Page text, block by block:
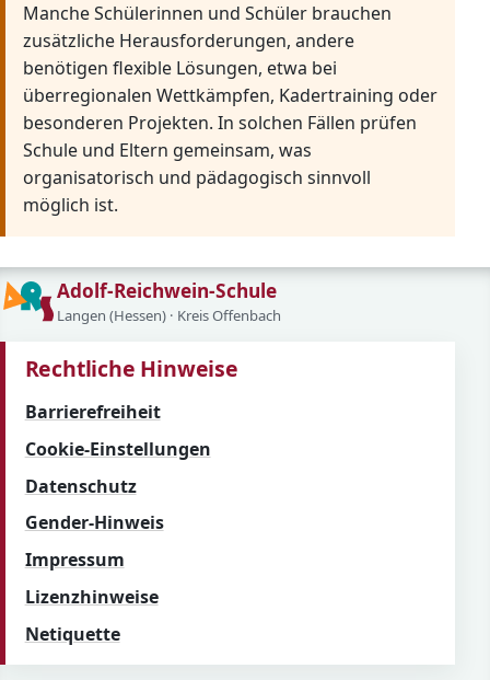
Manche Schülerinnen und Schüler brauchen
zusätzliche Herausforderungen, andere
benötigen flexible Lösungen, etwa bei
überregionalen Wettkämpfen, Kadertraining oder
besonderen Projekten. In solchen Fällen prüfen
Schule und Eltern gemeinsam, was
organisatorisch und pädagogisch sinnvoll
möglich ist.
Adolf-Reichwein-Schule
Langen (Hessen) · Kreis Offenbach
Rechtliche Hinweise
Barrierefreiheit
Cookie-Einstellungen
Datenschutz
Gender-Hinweis
Impressum
Lizenzhinweise
Netiquette